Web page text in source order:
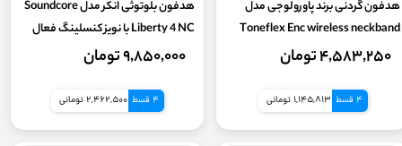
هدفون گردنی برند پاورولوجی مدل
Toneflex Enc wireless neckband
۴,۵۸۳,۲۵۰ تومان
4 قسط 1,145,813 تومانی
هدفون بلوتوثی انکر مدل Soundcore
Liberty 4 NC با نویز کنسلینگ فعال
۹,۸۵۰,۰۰۰ تومان
4 قسط 2,462,500 تومانی